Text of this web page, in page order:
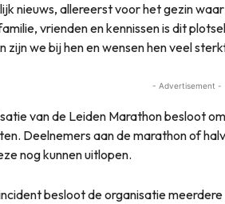
nieuws, allereerst voor het gezin
vrienden en kennissen is dit
zijn we bij hen en wensen hen veel
- Advertisement -
van de Leiden Marathon besloot
Deelnemers aan de marathon of
nog kunnen uitlopen.
besloot de organisatie